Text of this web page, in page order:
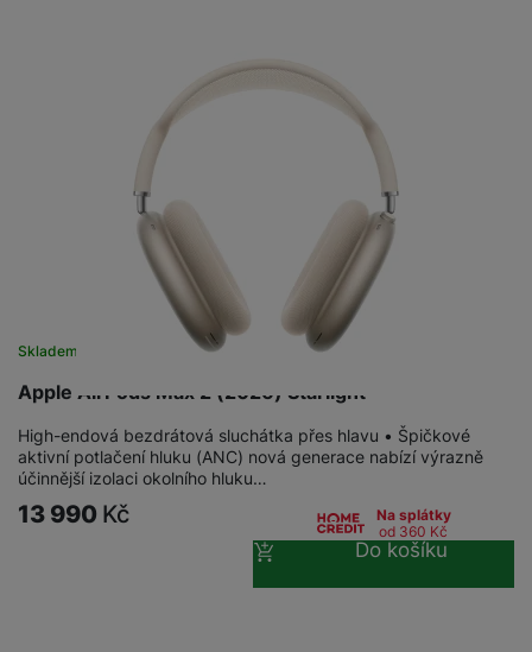
Apple AirPods Max 2 (2026) Starlight
Skladem na 2 prodejnách
High-endová bezdrátová sluchátka přes hlavu • Špičkové
aktivní potlačení hluku (ANC) nová generace nabízí výrazně
účinnější izolaci okolního hluku…
13 990 Kč
Na splátky
od 360 Kč
Do košíku